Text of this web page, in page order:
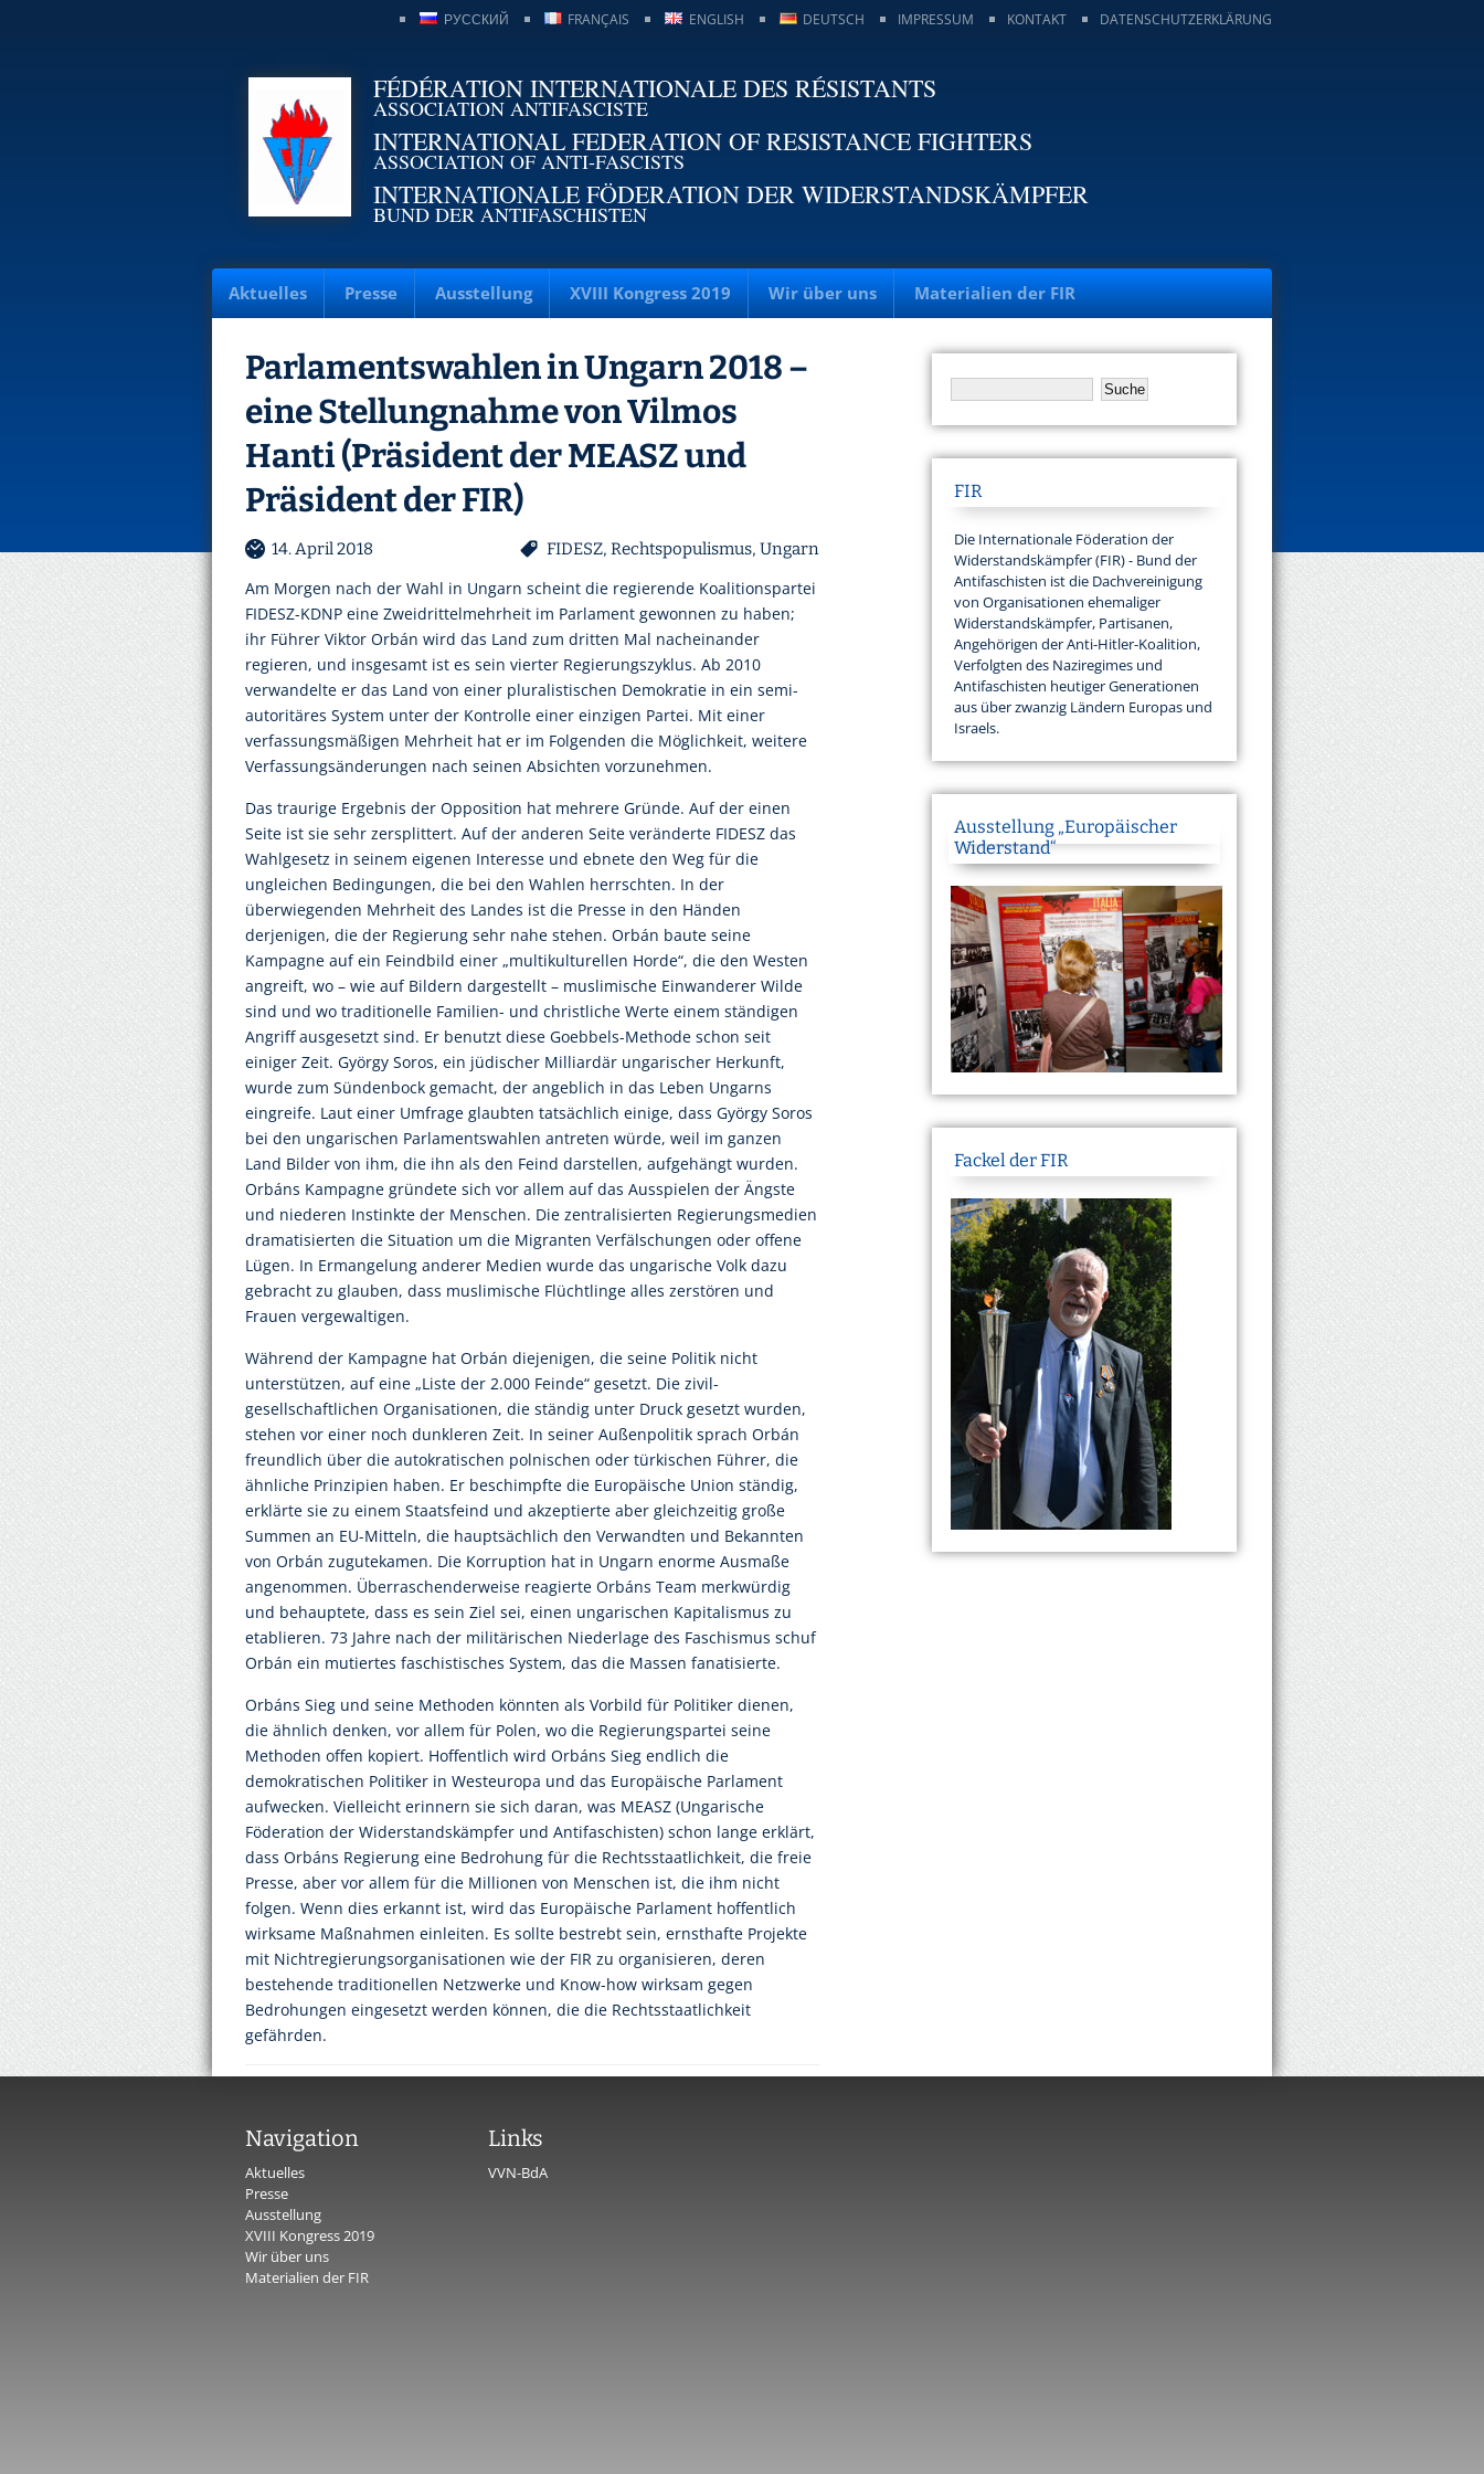
DATENSCHUTZERKLÄRUNG
KONTAKT
IMPRESSUM
DEUTSCH
ENGLISH
FRANÇAIS
РУССКИЙ
FÉDÉRATION INTERNATIONALE DES RÉSISTANTS
ASSOCIATION ANTIFASCISTE
INTERNATIONAL FEDERATION OF RESISTANCE FIGHTERS
ASSOCIATION OF ANTI-FASCISTS
INTERNATIONALE FÖDERATION DER WIDERSTANDSKÄMPFER
BUND DER ANTIFASCHISTEN
Aktuelles Presse Ausstellung XVIII Kongress 2019 Wir über uns Materialien der FIR
Parlamentswahlen in Ungarn 2018 –
eine Stellungnahme von Vilmos
Hanti (Präsident der MEASZ und
Präsident der FIR)
14. April 2018 FIDESZ, Rechtspopulismus, Ungarn
Am Morgen nach der Wahl in Ungarn scheint die regierende Koalitionspartei
FIDESZ-KDNP eine Zweidrittelmehrheit im Parlament gewonnen zu haben;
ihr Führer Viktor Orbán wird das Land zum dritten Mal nacheinander
regieren, und insgesamt ist es sein vierter Regierungszyklus. Ab 2010
verwandelte er das Land von einer pluralistischen Demokratie in ein semi-
autoritäres System unter der Kontrolle einer einzigen Partei. Mit einer
verfassungsmäßigen Mehrheit hat er im Folgenden die Möglichkeit, weitere
Verfassungsänderungen nach seinen Absichten vorzunehmen.
Das traurige Ergebnis der Opposition hat mehrere Gründe. Auf der einen
Seite ist sie sehr zersplittert. Auf der anderen Seite veränderte FIDESZ das
Wahlgesetz in seinem eigenen Interesse und ebnete den Weg für die
ungleichen Bedingungen, die bei den Wahlen herrschten. In der
überwiegenden Mehrheit des Landes ist die Presse in den Händen
derjenigen, die der Regierung sehr nahe stehen. Orbán baute seine
Kampagne auf ein Feindbild einer „multikulturellen Horde“, die den Westen
angreift, wo – wie auf Bildern dargestellt – muslimische Einwanderer Wilde
sind und wo traditionelle Familien- und christliche Werte einem ständigen
Angriff ausgesetzt sind. Er benutzt diese Goebbels-Methode schon seit
einiger Zeit. György Soros, ein jüdischer Milliardär ungarischer Herkunft,
wurde zum Sündenbock gemacht, der angeblich in das Leben Ungarns
eingreife. Laut einer Umfrage glaubten tatsächlich einige, dass György Soros
bei den ungarischen Parlamentswahlen antreten würde, weil im ganzen
Land Bilder von ihm, die ihn als den Feind darstellen, aufgehängt wurden.
Orbáns Kampagne gründete sich vor allem auf das Ausspielen der Ängste
und niederen Instinkte der Menschen. Die zentralisierten Regierungsmedien
dramatisierten die Situation um die Migranten Verfälschungen oder offene
Lügen. In Ermangelung anderer Medien wurde das ungarische Volk dazu
gebracht zu glauben, dass muslimische Flüchtlinge alles zerstören und
Frauen vergewaltigen.
Während der Kampagne hat Orbán diejenigen, die seine Politik nicht
unterstützen, auf eine „Liste der 2.000 Feinde“ gesetzt. Die zivil-
gesellschaftlichen Organisationen, die ständig unter Druck gesetzt wurden,
stehen vor einer noch dunkleren Zeit. In seiner Außenpolitik sprach Orbán
freundlich über die autokratischen polnischen oder türkischen Führer, die
ähnliche Prinzipien haben. Er beschimpfte die Europäische Union ständig,
erklärte sie zu einem Staatsfeind und akzeptierte aber gleichzeitig große
Summen an EU-Mitteln, die hauptsächlich den Verwandten und Bekannten
von Orbán zugutekamen. Die Korruption hat in Ungarn enorme Ausmaße
angenommen. Überraschenderweise reagierte Orbáns Team merkwürdig
und behauptete, dass es sein Ziel sei, einen ungarischen Kapitalismus zu
etablieren. 73 Jahre nach der militärischen Niederlage des Faschismus schuf
Orbán ein mutiertes faschistisches System, das die Massen fanatisierte.
Orbáns Sieg und seine Methoden könnten als Vorbild für Politiker dienen,
die ähnlich denken, vor allem für Polen, wo die Regierungspartei seine
Methoden offen kopiert. Hoffentlich wird Orbáns Sieg endlich die
demokratischen Politiker in Westeuropa und das Europäische Parlament
aufwecken. Vielleicht erinnern sie sich daran, was MEASZ (Ungarische
Föderation der Widerstandskämpfer und Antifaschisten) schon lange erklärt,
dass Orbáns Regierung eine Bedrohung für die Rechtsstaatlichkeit, die freie
Presse, aber vor allem für die Millionen von Menschen ist, die ihm nicht
folgen. Wenn dies erkannt ist, wird das Europäische Parlament hoffentlich
wirksame Maßnahmen einleiten. Es sollte bestrebt sein, ernsthafte Projekte
mit Nichtregierungsorganisationen wie der FIR zu organisieren, deren
bestehende traditionellen Netzwerke und Know-how wirksam gegen
Bedrohungen eingesetzt werden können, die die Rechtsstaatlichkeit
gefährden.
FIR
Die Internationale Föderation der
Widerstandskämpfer (FIR) - Bund der
Antifaschisten ist die Dachvereinigung
von Organisationen ehemaliger
Widerstandskämpfer, Partisanen,
Angehörigen der Anti-Hitler-Koalition,
Verfolgten des Naziregimes und
Antifaschisten heutiger Generationen
aus über zwanzig Ländern Europas und
Israels.
Ausstellung „Europäischer
Widerstand“
Fackel der FIR
Navigation
Aktuelles
Presse
Ausstellung
XVIII Kongress 2019
Wir über uns
Materialien der FIR
Links
VVN-BdA